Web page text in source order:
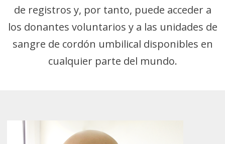
de registros y, por tanto, puede acceder a
los donantes voluntarios y a las unidades de
sangre de cordón umbilical disponibles en
cualquier parte del mundo.